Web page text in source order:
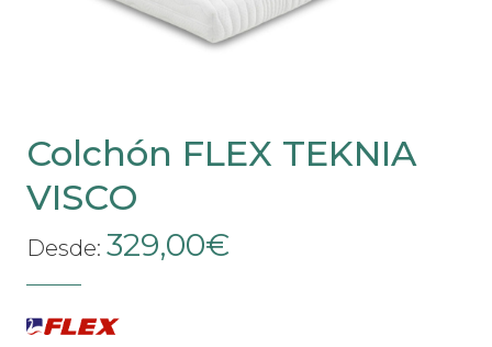
producto
Colchón FLEX TEKNIA
VISCO
Desde: 329,00€